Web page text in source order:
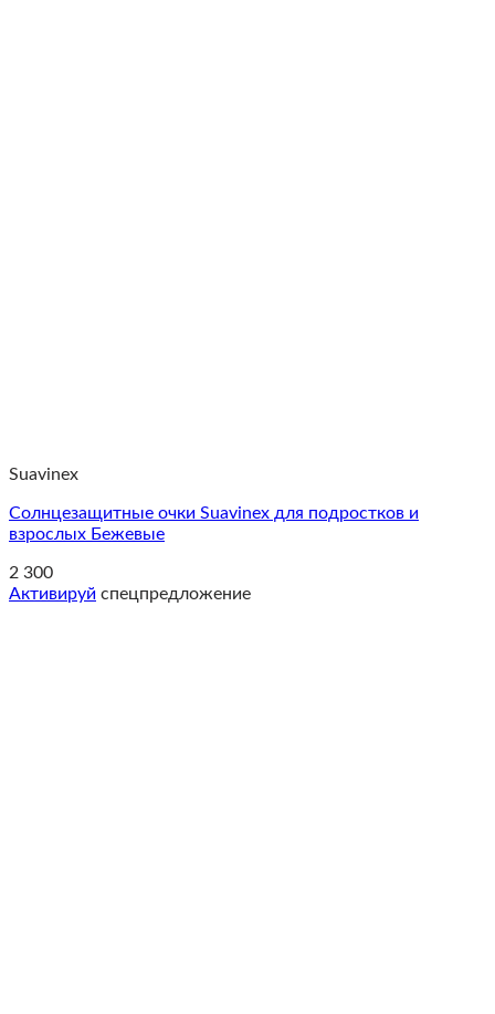
Suavinex
Солнцезащитные очки Suavinex для подростков и
взрослых Бежевые
2 300
Активируй спецпредложение